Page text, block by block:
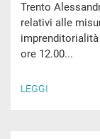
Trento
relativi alle
ore 12.00...
LEGGI